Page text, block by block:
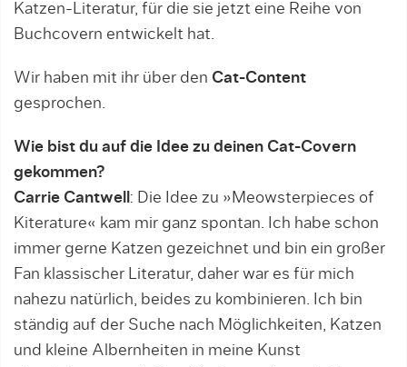
Katzen-Literatur, für die sie jetzt eine Reihe von
Buchcovern entwickelt hat.
Wir haben mit ihr über den Cat-Content
gesprochen.
Wie bist du auf die Idee zu deinen Cat-Covern
gekommen?
Carrie Cantwell : Die Idee zu »Meowsterpieces of
Kiterature« kam mir ganz spontan. Ich habe schon
immer gerne Katzen gezeichnet und bin ein großer
Fan klassischer Literatur, daher war es für mich
nahezu natürlich, beides zu kombinieren. Ich bin
ständig auf der Suche nach Möglichkeiten, Katzen
und kleine Albernheiten in meine Kunst